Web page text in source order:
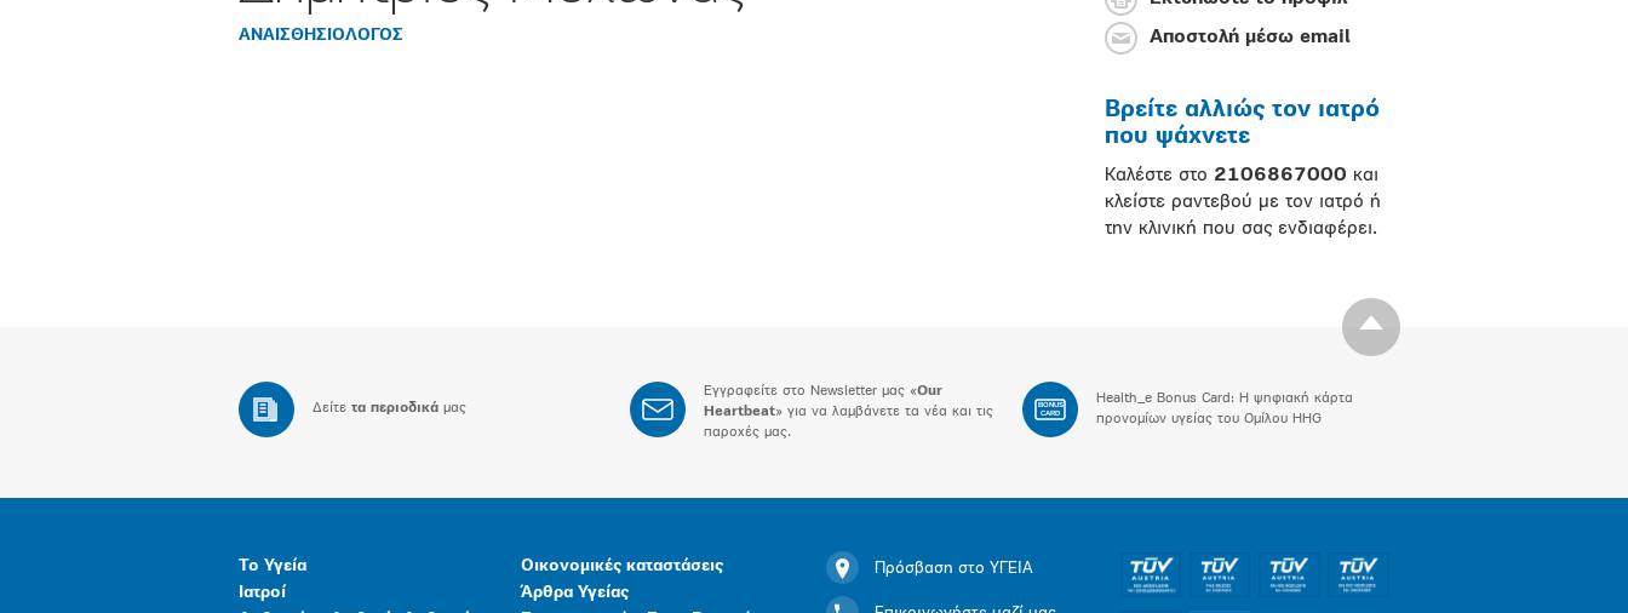
ΑΝΑΙΣΘΗΣΙΟΛΟΓΟΣ
Αποστολή μέσω email
Βρείτε αλλιώς τον ιατρό
που ψάχνετε
Καλέστε στο 2106867000 και
κλείστε ραντεβού με τον ιατρό ή
την κλινική που σας ενδιαφέρει.
Δείτε τα περιοδικά μας
Εγγραφείτε στο Newsletter μας «Our
Heartbeat» για να λαμβάνετε τα νέα και τις
παροχές μας.
BONUS
CARD
Health_e Bonus Card: H ψηφιακή κάρτα
προνομίων υγείας του Ομίλου HHG
Το Υγεία
Ιατροί
Οικονομικές καταστάσεις
Άρθρα Υγείας
Πρόσβαση στο ΥΓΕΙΑ